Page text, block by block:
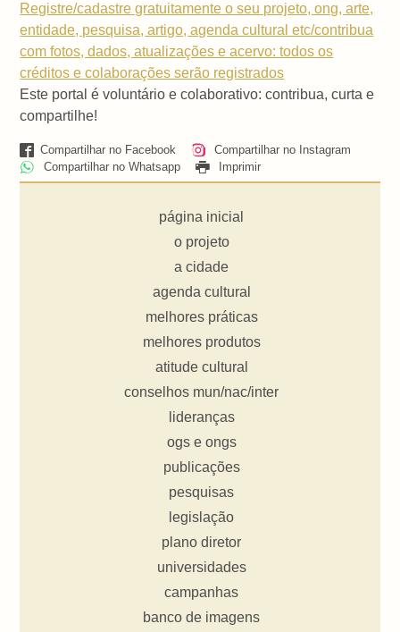
Registre/cadastre gratuitamente o seu projeto, ong, arte,
entidade, pesquisa, artigo, agenda cultural etc/contribua
com fotos, dados, atualizações e acervo: todos os
créditos e colaborações serão registrados
Este portal é voluntário e colaborativo: contribua, curta e
compartilhe!
Compartilhar no Facebook
Compartilhar no Instagram
Compartilhar no Whatsapp
Imprimir
página inicial
o projeto
a cidade
agenda cultural
melhores práticas
melhores produtos
atitude cultural
conselhos mun/nac/inter
lideranças
ogs e ongs
publicações
pesquisas
legislação
plano diretor
universidades
campanhas
banco de imagens